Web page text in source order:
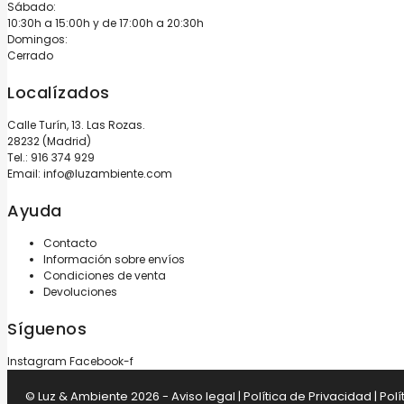
Sábado:
10:30h a 15:00h y de 17:00h a 20:30h
Domingos:
Cerrado
Localízados
Calle Turín, 13. Las Rozas.
28232 (Madrid)
Tel.: 916 374 929
Email: info@luzambiente.com
Ayuda
Contacto
Información sobre envíos
Condiciones de venta
Devoluciones
Síguenos
Instagram Facebook-f
© Luz & Ambiente 2026 - Aviso legal | Política de Privacidad |